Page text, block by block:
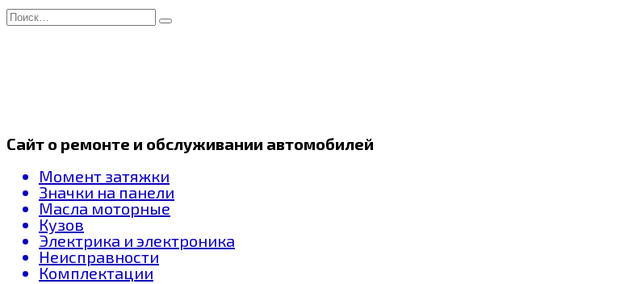
Перейти
к
Search
for:
Сайт о ремонте и обслуживании автомобилей
Момент затяжки
Значки на панели
Масла моторные
Кузов
Электрика и электроника
Неисправности
Комплектации